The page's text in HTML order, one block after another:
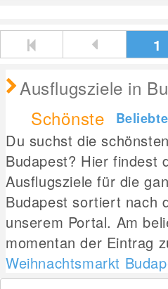
1
Ausflugsziele in
Schönste
Du suchst die
Budapest? Hier findest
Ausflugsziele für die
Budapest sortiert nach
unserem Portal. Am
momentan der Eintrag
Weihnachtsmarkt